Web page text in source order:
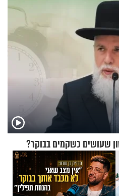
שעושים כשקמים בבוקר?